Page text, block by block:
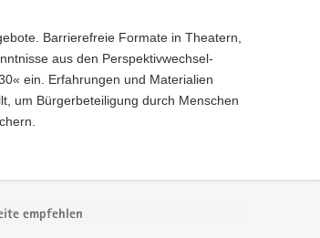
Barrierefreie Formate in Theatern,
aus den Perspektivwechsel-
ein. Erfahrungen und Materialien
um Bürgerbeteiligung durch Menschen
empfehlen